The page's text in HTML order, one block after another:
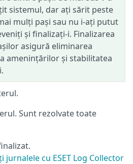
sistemul, dar ați sărit peste
mulți pași sau nu i-ați putut
și finalizați-i. Finalizarea
asigură eliminarea
amenințărilor și stabilitatea
Sunt rezolvate toate
jurnalele cu ESET Log Collector